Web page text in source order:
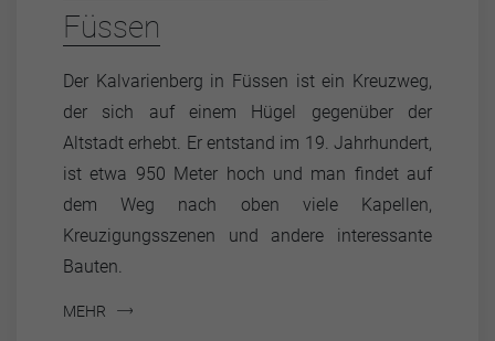
Füssen
Der Kalvarienberg in Füssen ist ein Kreuzweg,
der sich auf einem Hügel gegenüber der
Altstadt erhebt. Er entstand im 19. Jahrhundert,
ist etwa 950 Meter hoch und man findet auf
dem Weg nach oben viele Kapellen,
Kreuzigungsszenen und andere interessante
Bauten.
MEHR